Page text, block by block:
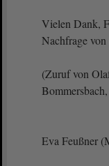
Vielen Dank,
Nachfrage von
(Zuruf von
Eva Feußner